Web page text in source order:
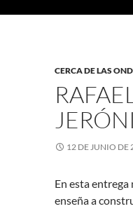
CERCA DE LAS
12 DE JUNIO DE
En esta
enseña a